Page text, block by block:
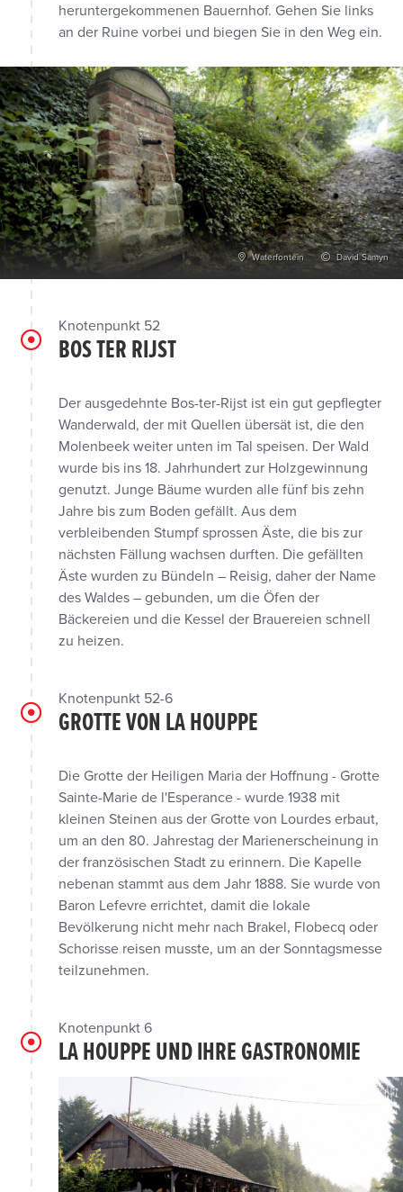
Waterfontein David Samyn
heruntergekommenen Bauernhof. Gehen Sie links
an der Ruine vorbei und biegen Sie in den Weg ein.
Knotenpunkt 52
BOS TER RIJST
Der ausgedehnte Bos-ter-Rijst ist ein gut gepflegter
Wanderwald, der mit Quellen übersät ist, die den
Molenbeek weiter unten im Tal speisen. Der Wald
wurde bis ins 18. Jahrhundert zur Holzgewinnung
genutzt. Junge Bäume wurden alle fünf bis zehn
Jahre bis zum Boden gefällt. Aus dem
verbleibenden Stumpf sprossen Äste, die bis zur
nächsten Fällung wachsen durften. Die gefällten
Äste wurden zu Bündeln – Reisig, daher der Name
des Waldes – gebunden, um die Öfen der
Bäckereien und die Kessel der Brauereien schnell
zu heizen.
Knotenpunkt 52-6
GROTTE VON LA HOUPPE
Die Grotte der Heiligen Maria der Hoffnung - Grotte
Sainte-Marie de l'Esperance - wurde 1938 mit
kleinen Steinen aus der Grotte von Lourdes erbaut,
um an den 80. Jahrestag der Marienerscheinung in
der französischen Stadt zu erinnern. Die Kapelle
nebenan stammt aus dem Jahr 1888. Sie wurde von
Baron Lefevre errichtet, damit die lokale
Bevölkerung nicht mehr nach Brakel, Flobecq oder
Schorisse reisen musste, um an der Sonntagsmesse
teilzunehmen.
Knotenpunkt 6
LA HOUPPE UND IHRE GASTRONOMIE